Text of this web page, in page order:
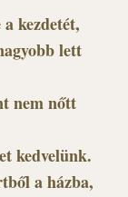
kezdetét,
lett
nem nőtt
kedvelünk.
a házba,